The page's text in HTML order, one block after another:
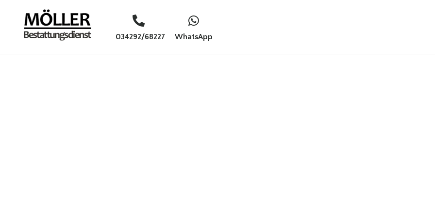
034292/68227 WhatsApp